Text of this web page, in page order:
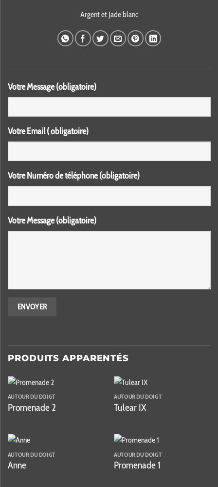
Argent et Jade blanc
Votre Message (obligatoire)
Votre Email ( obligatoire)
Votre Numéro de téléphone (obligatoire)
Votre Message (obligatoire)
PRODUITS APPARENTÉS
AUTOUR DU DOIGT
Promenade 2
AUTOUR DU DOIGT
Tulear IX
AUTOUR DU DOIGT
Anne
AUTOUR DU DOIGT
Promenade 1